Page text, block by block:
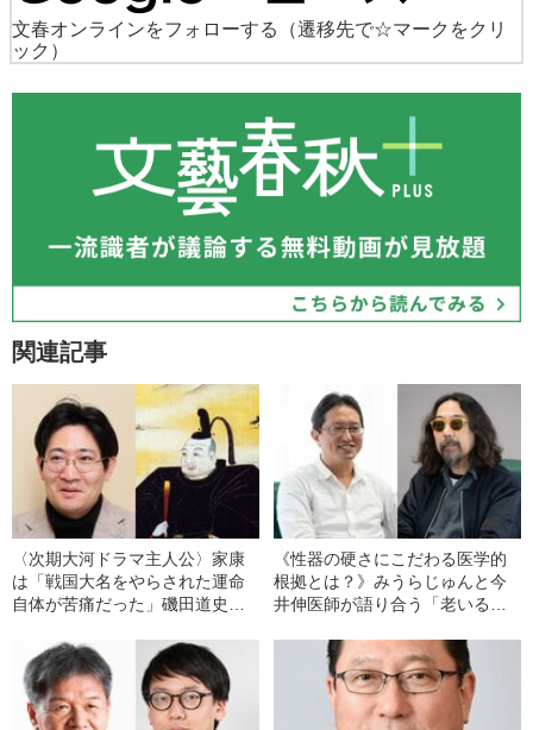
文春オンラインをフォローする
（遷移先で☆マークをクリ
ック）
関連記事
〈次期大河ドラマ主人公〉家康
は「戦国大名をやらされた運命
自体が苦痛だった」磯田道史が
《性器の硬さにこだわる医学的
根拠とは？》みうらじゅんと今
井伸医師が語り合う「老いるシ